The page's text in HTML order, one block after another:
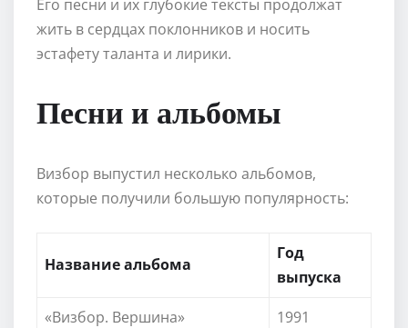
Его песни и их глубокие тексты продолжат
жить в сердцах поклонников и носить
эстафету таланта и лирики.
Песни и альбомы
Визбор выпустил несколько альбомов,
которые получили большую популярность:
Название альбома
Год
выпуска
«Визбор. Вершина»
1991